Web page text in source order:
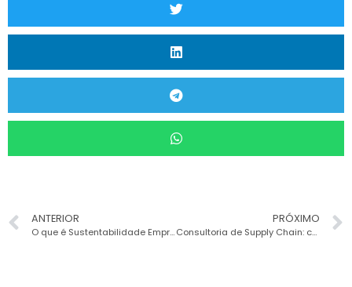
ANTERIOR
O que é Sustentabilidade Empresarial?
PRÓXIMO
Consultoria de Supply Chain: como funciona?